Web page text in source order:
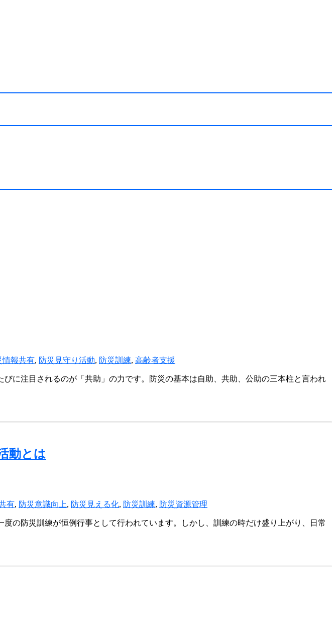
情報共有, 防災見守り活動, 防災訓練, 高齢者支援
に注目されるのが「共助」の力です。防災の基本は自助、共助、公助の三本柱と言われ
動とは
有, 防災意識向上, 防災見える化, 防災訓練, 防災資源管理
の防災訓練が恒例行事として行われています。しかし、訓練の時だけ盛り上がり、日常